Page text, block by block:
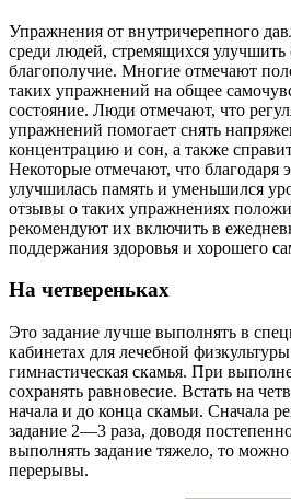
Упражнения от внутричерепного
среди людей, стремящихся улучшить
благополучие. Многие отмечают
таких упражнений на общее
состояние. Люди отмечают, что
упражнений помогает снять
концентрацию и сон, а также
Некоторые отмечают, что
улучшилась память и уменьшился
отзывы о таких упражнениях
рекомендуют их включить в
поддержания здоровья и хорошего
На четвереньках
Это задание лучше выполнять в
кабинетах для лечебной
гимнастическая скамья. При
сохранять равновесие. Встать на
начала и до конца скамьи. Сначала
задание 2—3 раза, доводя
выполнять задание тяжело, то
перерывы.